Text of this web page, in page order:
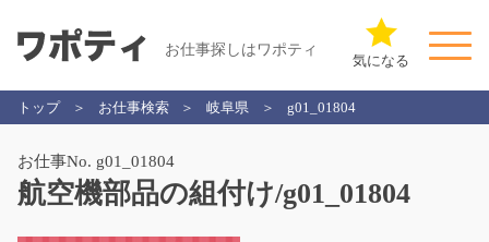
お仕事探しはワポティ
気になる
トップ お仕事検索 岐阜県 g01_01804
お仕事No. g01_01804
航空機部品の組付け/g01_01804